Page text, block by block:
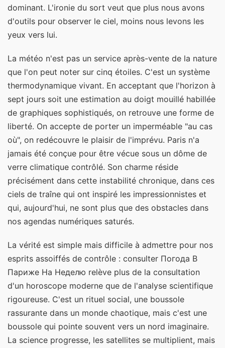
dominant. L'ironie du sort veut que plus nous avons
d'outils pour observer le ciel, moins nous levons les
yeux vers lui.
La météo n'est pas un service après-vente de la nature
que l'on peut noter sur cinq étoiles. C'est un système
thermodynamique vivant. En acceptant que l'horizon à
sept jours soit une estimation au doigt mouillé habillée
de graphiques sophistiqués, on retrouve une forme de
liberté. On accepte de porter un imperméable "au cas
où", on redécouvre le plaisir de l'imprévu. Paris n'a
jamais été conçue pour être vécue sous un dôme de
verre climatique contrôlé. Son charme réside
précisément dans cette instabilité chronique, dans ces
ciels de traîne qui ont inspiré les impressionnistes et
qui, aujourd'hui, ne sont plus que des obstacles dans
nos agendas numériques saturés.
La vérité est simple mais difficile à admettre pour nos
esprits assoiffés de contrôle : consulter Погода В
Париже На Неделю relève plus de la consultation
d'un horoscope moderne que de l'analyse scientifique
rigoureuse. C'est un rituel social, une boussole
rassurante dans un monde chaotique, mais c'est une
boussole qui pointe souvent vers un nord imaginaire.
La science progresse, les satellites se multiplient, mais